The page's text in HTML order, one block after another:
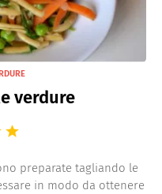
verdure
preparate tagliando le
in modo da ottenere